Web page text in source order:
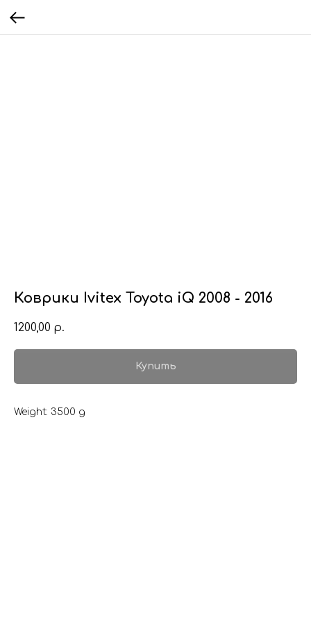
Коврики Ivitex Toyota iQ 2008 - 2016
1200,00 р.
Купить
Weight: 3500 g